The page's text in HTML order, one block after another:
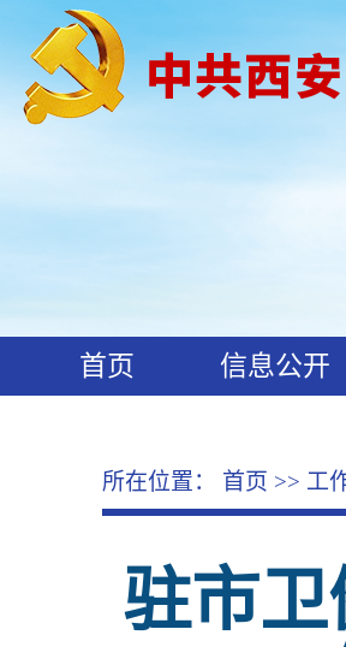
首页
信息公开
所在位置： 首页 >> 工
驻市